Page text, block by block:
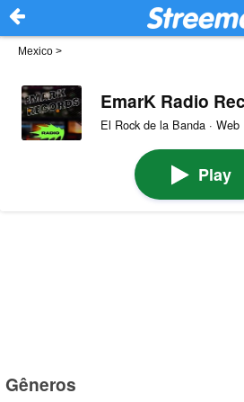
Mexico >
EmarK Radio
El Rock de la Banda · Web
Play
Gêneros